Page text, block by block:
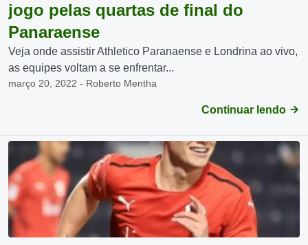
jogo pelas quartas de final do
Panaraense
Veja onde assistir Athletico Paranaense e Londrina ao vivo,
as equipes voltam a se enfrentar...
março 20, 2022 - Roberto Mentha
Continuar lendo